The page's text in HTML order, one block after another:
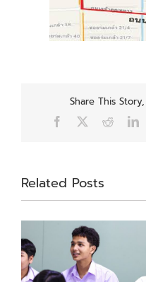
Share This
Facebook Reddit
Related Posts